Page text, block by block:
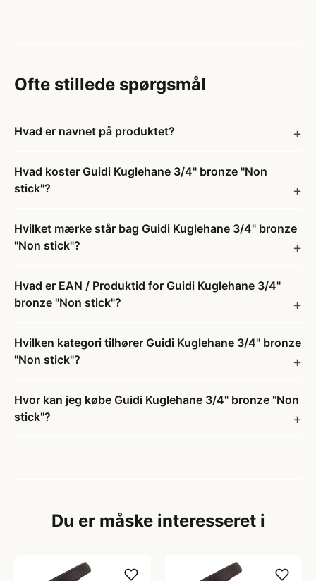
Ofte stillede spørgsmål
Hvad er navnet på produktet?
Hvad koster Guidi Kuglehane 3/4" bronze "Non
stick"?
Hvilket mærke står bag Guidi Kuglehane 3/4" bronze
"Non stick"?
Hvad er EAN / Produktid for Guidi Kuglehane 3/4"
bronze "Non stick"?
Hvilken kategori tilhører Guidi Kuglehane 3/4" bronze
"Non stick"?
Hvor kan jeg købe Guidi Kuglehane 3/4" bronze "Non
stick"?
Du er måske interesseret i